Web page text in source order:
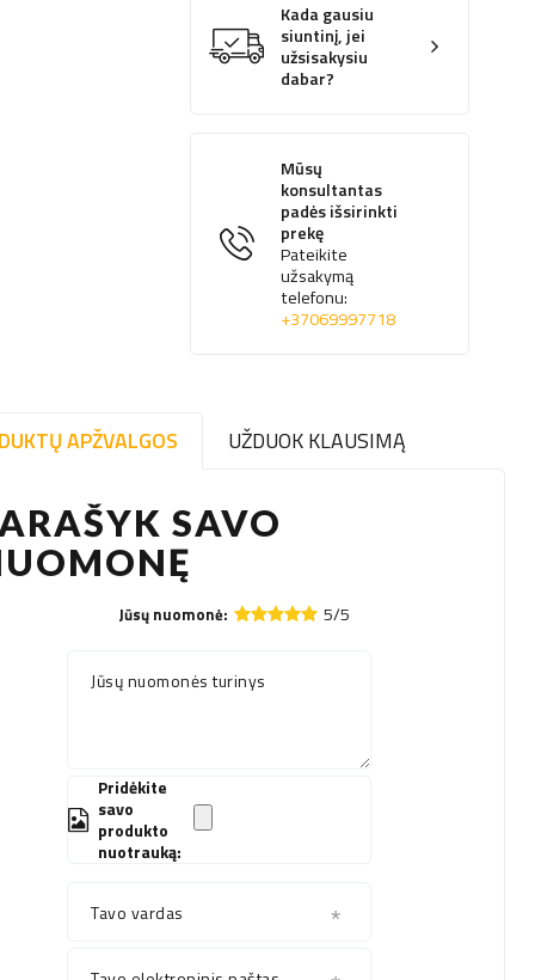
Kada gausiu
siuntinį, jei
užsisakysiu
dabar?
Mūsų
konsultantas
padės išsirinkti
prekę
Pateikite
užsakymą
telefonu:
+37069997718
APŽVALGOS UŽDUOK KLAUSIMĄ
SAVO
Jūsų nuomonė: 5/5
Jūsų nuomonės turinys
Pridėkite
savo
produkto
nuotrauką:
Tavo vardas